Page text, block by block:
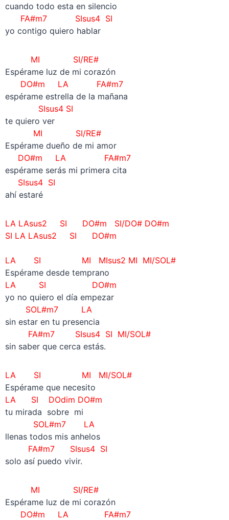
cuando todo esta en silencio
FA#m7 SIsus4 SI
yo contigo quiero hablar
MI SI/RE#
Espérame luz de mi corazón
DO#m LA FA#m7
espérame estrella de la mañana
SIsus4 SI
te quiero ver
MI SI/RE#
Espérame dueño de mi amor
DO#m LA FA#m7
espérame serás mi primera cita
SIsus4 SI
ahí estaré
LA LAsus2 SI DO#m SI/DO# DO#m
SI LA LAsus2 SI DO#m
LA SI MI MIsus2 MI MI/SOL#
Espérame desde temprano
LA SI DO#m
yo no quiero el día empezar
SOL#m7 LA
sin estar en tu presencia
FA#m7 SIsus4 SI MI/SOL#
sin saber que cerca estás.
LA SI MI MI/SOL#
Espérame que necesito
LA SI DOdim DO#m
tu mirada sobre mi
SOL#m7 LA
llenas todos mis anhelos
FA#m7 SIsus4 SI
solo así puedo vivir.
MI SI/RE#
Espérame luz de mi corazón
DO#m LA FA#m7